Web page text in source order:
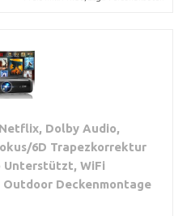
Dolby Audio,
6D Trapezkorrektur
Unterstützt, WiFi
Deckenmontage